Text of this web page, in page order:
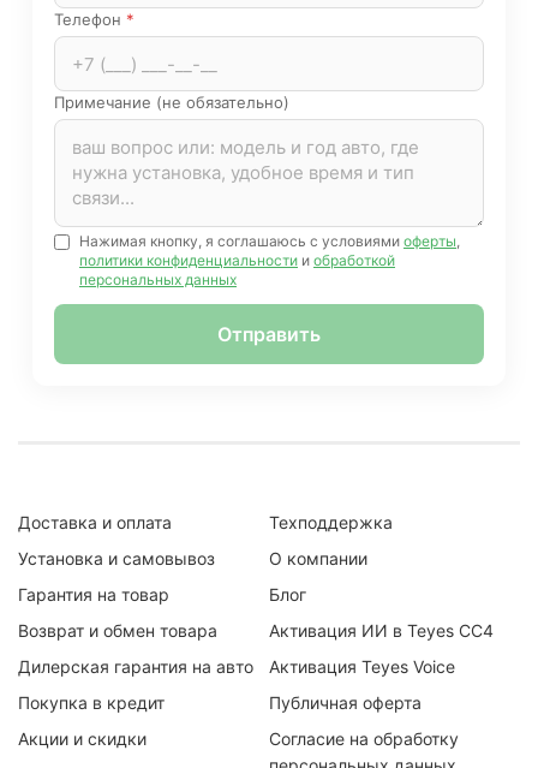
Телефон *
Примечание (не обязательно)
Нажимая кнопку, я соглашаюсь с условиями оферты,
политики конфиденциальности и обработкой
персональных данных
Отправить
Доставка и оплата
Установка и самовывоз
Гарантия на товар
Возврат и обмен товара
Дилерская гарантия на авто
Покупка в кредит
Акции и скидки
Техподдержка
О компании
Блог
Активация ИИ в Teyes CC4
Активация Teyes Voice
Публичная оферта
Согласие на обработку